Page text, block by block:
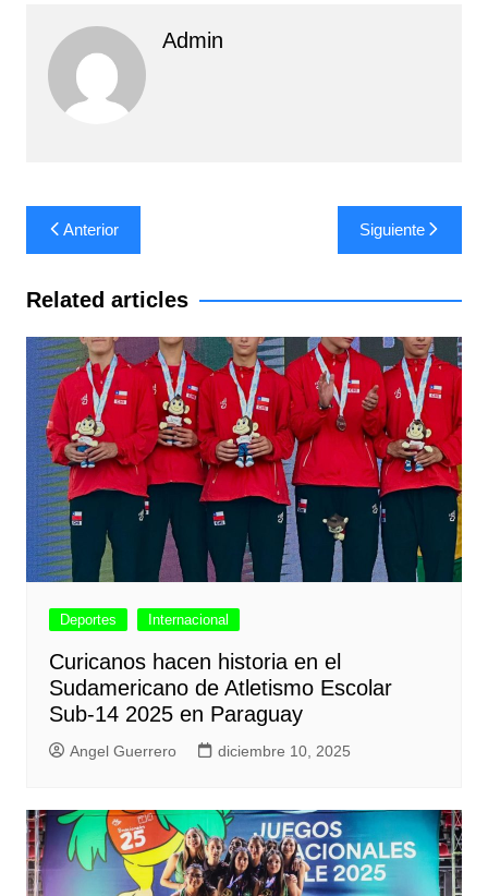
Admin
Navegación
de
entradas
Anterior Siguiente
Related articles
Deportes Internacional
Curicanos hacen historia en el
Sudamericano de Atletismo Escolar
Sub-14 2025 en Paraguay
Angel Guerrero diciembre 10, 2025